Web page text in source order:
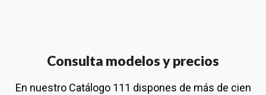
Consulta modelos y precios
En nuestro Catálogo 111 dispones de más de cien